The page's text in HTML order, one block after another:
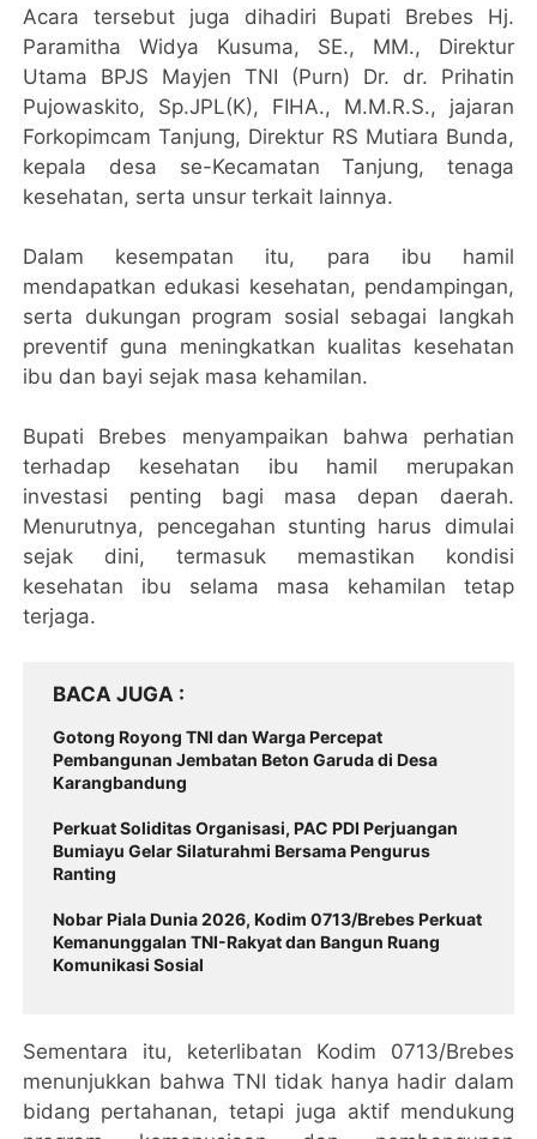
Acara tersebut juga dihadiri Bupati Brebes Hj.
Paramitha Widya Kusuma, SE., MM., Direktur
Utama BPJS Mayjen TNI (Purn) Dr. dr. Prihatin
Pujowaskito, Sp.JPL(K), FIHA., M.M.R.S., jajaran
Forkopimcam Tanjung, Direktur RS Mutiara Bunda,
kepala desa se-Kecamatan Tanjung, tenaga
kesehatan, serta unsur terkait lainnya.
Dalam kesempatan itu, para ibu hamil
mendapatkan edukasi kesehatan, pendampingan,
serta dukungan program sosial sebagai langkah
preventif guna meningkatkan kualitas kesehatan
ibu dan bayi sejak masa kehamilan.
Bupati Brebes menyampaikan bahwa perhatian
terhadap kesehatan ibu hamil merupakan
investasi penting bagi masa depan daerah.
Menurutnya, pencegahan stunting harus dimulai
sejak dini, termasuk memastikan kondisi
kesehatan ibu selama masa kehamilan tetap
terjaga.
BACA JUGA
Gotong Royong TNI dan Warga Percepat
Pembangunan Jembatan Beton Garuda di Desa
Karangbandung
Perkuat Soliditas Organisasi, PAC PDI Perjuangan
Bumiayu Gelar Silaturahmi Bersama Pengurus
Ranting
Nobar Piala Dunia 2026, Kodim 0713/Brebes Perkuat
Kemanunggalan TNI-Rakyat dan Bangun Ruang
Komunikasi Sosial
Sementara itu, keterlibatan Kodim 0713/Brebes
menunjukkan bahwa TNI tidak hanya hadir dalam
bidang pertahanan, tetapi juga aktif mendukung